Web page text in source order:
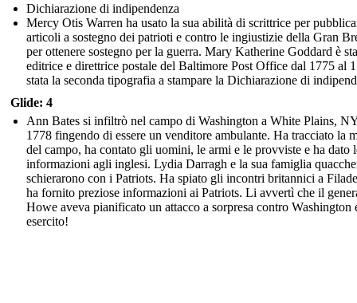
Dichiarazione di indipendenza
Mercy Otis Warren ha usato la sua abilità di scrittrice per
articoli a sostegno dei patrioti e contro le ingiustizie della Gran
per ottenere sostegno per la guerra. Mary Katherine Goddard è
editrice e direttrice postale del Baltimore Post Office dal 1775 al
stata la seconda tipografia a stampare la Dichiarazione di
Glide: 4
Ann Bates si infiltrò nel campo di Washington a White Plains,
1778 fingendo di essere un venditore ambulante. Ha tracciato la
del campo, ha contato gli uomini, le armi e le provviste e ha dato
informazioni agli inglesi. Lydia Darragh e la sua famiglia
schierarono con i Patriots. Ha spiato gli incontri britannici a
ha fornito preziose informazioni ai Patriots. Li avvertì che il
Howe aveva pianificato un attacco a sorpresa contro Washington
esercito!